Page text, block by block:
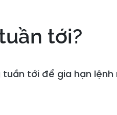
tới?
tới để gia hạn lệnh